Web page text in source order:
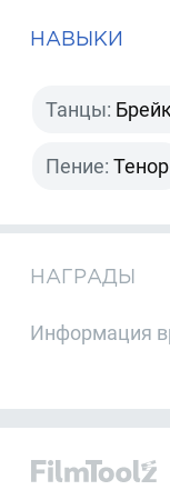
НАВЫКИ
Танцы:
Пение: Тенор
НАГРАДЫ
Информация